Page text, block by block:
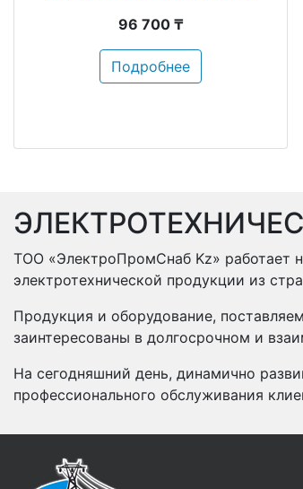
96 700 ₸
Подробнее
ТОО «ЭлектроПромСнаб Kz» работает
электротехнической продукции из
Продукция и оборудование,
заинтересованы в долгосрочном и
На сегодняшний день, динамично
профессионального обслуживания